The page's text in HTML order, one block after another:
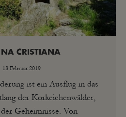
NA CRISTIANA
18 Februar 2019
ist ein Ausflug in das
der Korkeichenwälder,
Geheimnisse. Von